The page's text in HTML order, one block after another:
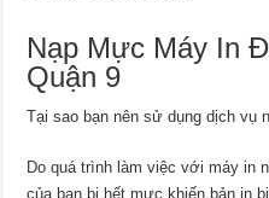
Nạp Mực Máy In
Quận 9
Tại sao bạn nên sử dụng dịch vụ
Do quá trình làm việc với máy in
của bạn bị hết mực khiến bản in